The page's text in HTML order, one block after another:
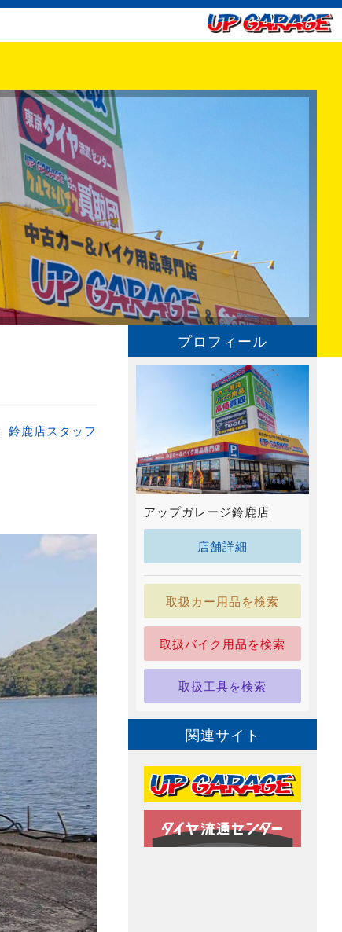
鈴鹿店スタッフ
プロフィール
アップガレージ鈴鹿店
店舗詳細
取扱カー用品を検索
取扱バイク用品を検索
取扱工具を検索
関連サイト